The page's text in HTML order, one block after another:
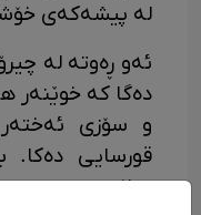
لە پیشەکەی
ئەو ڕەوتە لە
دەگا کە
و سۆزی ئەختەر
قورسایی دەکا.
مولازم